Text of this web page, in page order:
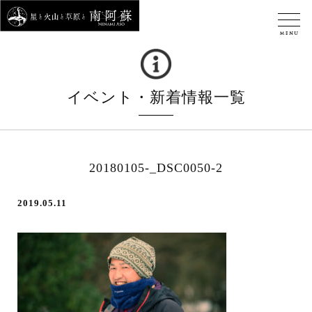
イベント・新着情報一覧
20180105-_DSC0050-2
2019.05.11